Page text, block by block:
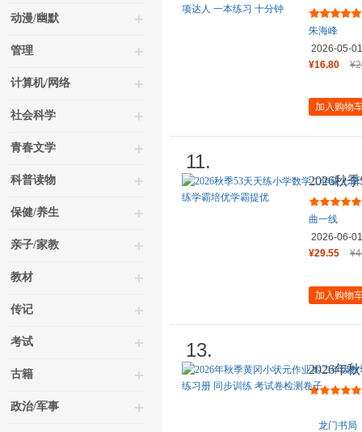
动漫/幽默
管理
计算机/网络
社会科学
青春文学
科普读物
保健/养生
亲子/家教
教材
传记
考试
古籍
政治/军事
江苏教
朱海峰
2026-05-01
¥16.80
加入购物
11.
2026秋
苏教版
曲一线
2026-06-01
¥29.55
加入购物
13.
2026年
上人教
龙门书局